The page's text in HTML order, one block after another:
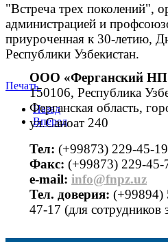
"Встреча трех поколений",
администрацией и
приуроченная к 30-летию,
Республики Узбекистан.
Печать
Назад
Вперед
ООО «Ферганский
150106, Республика
Ферганская область,
ул.Саноат 240
Тел: (+99873) 229-45-19
Факс: (+99873) 229-45-
е-mail: info@fnpz.uz
Тел. доверия: (+99894)
47-17 (для сотрудников